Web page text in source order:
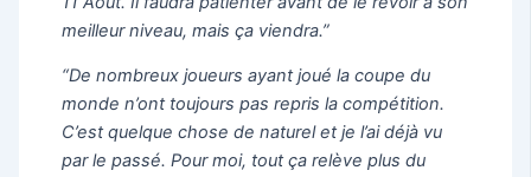
meilleur niveau, mais ça viendra.”
“De nombreux joueurs ayant joué la coupe du
monde n’ont toujours pas repris la compétition.
C’est quelque chose de naturel et je l’ai déjà vu
par le passé. Pour moi, tout ça relève plus du